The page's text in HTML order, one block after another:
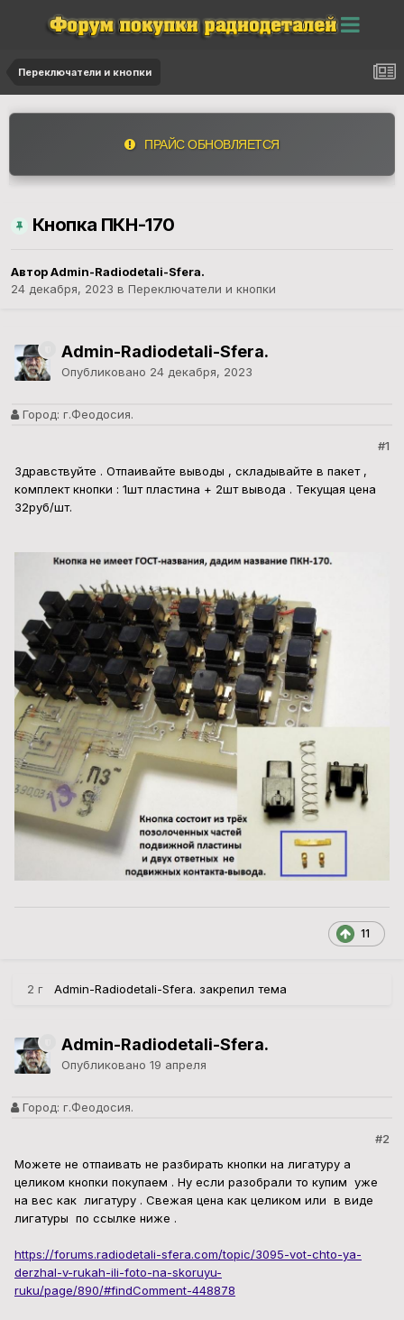
Переключатели и кнопки
ПРАЙС ОБНОВЛЯЕТСЯ
Кнопка ПКН-170
АвторAdmin-Radiodetali-Sfera.
24 декабря, 2023 в Переключатели и кнопки
Admin-Radiodetali-Sfera.
Опубликовано 24 декабря, 2023
Город: г.Феодосия.
#1
Здравствуйте . Отпаивайте выводы , складывайте в пакет ,
комплект кнопки : 1шт пластина + 2шт вывода . Текущая цена
32руб/шт.
11
2 г Admin-Radiodetali-Sfera. закрепил тема
Admin-Radiodetali-Sfera.
Опубликовано 19 апреля
Город: г.Феодосия.
#2
Можете не отпаивать не разбирать кнопки на лигатуру а
целиком кнопки покупаем . Ну если разобрали то купим уже
на вес как лигатуру . Свежая цена как целиком или в виде
лигатуры по ссылке ниже .
https://forums.radiodetali-sfera.com/topic/3095-vot-chto-ya-
derzhal-v-rukah-ili-foto-na-skoruyu-
ruku/page/890/#findComment-448878